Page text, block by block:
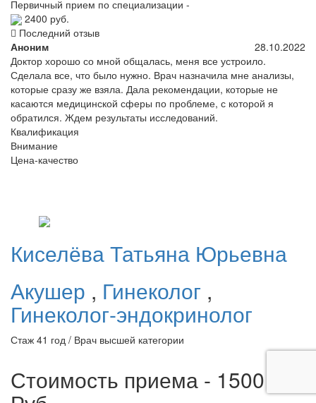
Первичный прием по специализации -
2400 руб.
Последний отзыв
Аноним
28.10.2022
Доктор хорошо со мной общалась, меня все устроило.
Сделала все, что было нужно. Врач назначила мне анализы,
которые сразу же взяла. Дала рекомендации, которые не
касаются медицинской сферы по проблеме, с которой я
обратился. Ждем результаты исследований.
Квалификация
Внимание
Цена-качество
КиселёваТатьяна Юрьевна
Акушер , Гинеколог ,
Гинеколог-эндокринолог
Стаж 41 год / Врач высшей категории
Стоимость приема - 1500